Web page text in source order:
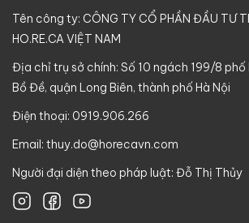
Tên công ty: CÔNG TY CỔ PHẦN ĐẦU TƯ
HO.RE.CA VIỆT NAM
Địa chỉ trụ sở chính: Số 10 ngách 199/8 phố
Bồ Đề, quận Long Biên, thành phố Hà Nội
Điện thoại: 0919.906.266
Email: thuy.do@horecavn.com
Người đại diện theo pháp luật: Đỗ Thị Thủy